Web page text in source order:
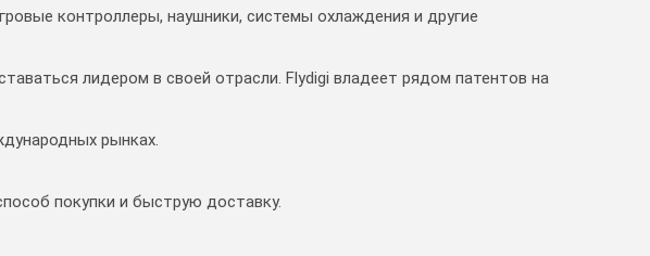
контроллеры, наушники, системы охлаждения и другие
лидером в своей отрасли. Flydigi владеет рядом патентов на
рынках.
покупки и быструю доставку.